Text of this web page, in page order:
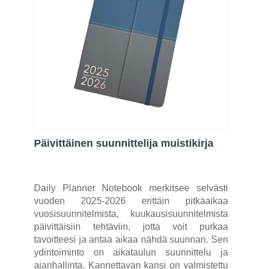
Päivittäinen suunnittelija muistikirja
Daily Planner Notebook merkitsee selvästi
vuoden 2025-2026 erittäin pitkäaikaa
vuosisuunnitelmista, kuukausisuunnitelmista
päivittäisiin tehtäviin, jotta voit purkaa
tavoitteesi ja antaa aikaa nähdä suunnan. Sen
ydintoiminto on aikataulun suunnittelu ja
ajanhallinta. Kannettavan kansi on valmistettu